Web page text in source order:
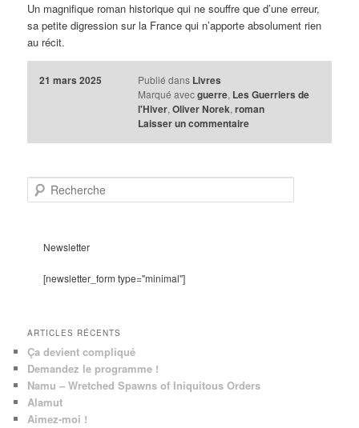
Un magnifique roman historique qui ne souffre que d’une erreur,
sa petite digression sur la France qui n’apporte absolument rien
au récit.
21 mars 2025 Publié dans Livres
Marqué avec guerre, Les Guerriers de
l'Hiver,Oliver Norek,roman
Laisser un commentaire
e
Newsletter
[newsletter_form type="minimal"]
ARTICLES RÉCENTS
Ça devient compliqué
Demandez le programme !
Namu – Wretched Spawns of Iniquitous Orders
Alamut
Aimez-moi !